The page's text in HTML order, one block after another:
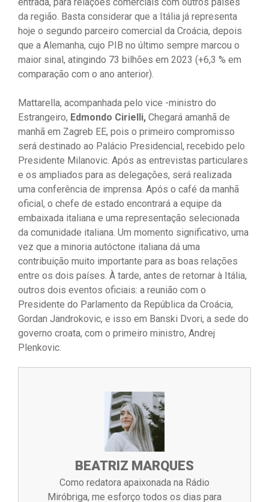
da região. Basta considerar que a Itália já representa
hoje o segundo parceiro comercial da Croácia, depois
que a Alemanha, cujo PIB no último sempre marcou o
maior sinal, atingindo 73 bilhões em 2023 (+6,3 % em
comparação com o ano anterior).
Mattarella, acompanhada pelo vice -ministro do
Estrangeiro, Edmondo Cirielli, Chegará amanhã de
manhã em Zagreb EE, pois o primeiro compromisso
será destinado ao Palácio Presidencial, recebido pelo
Presidente Milanovic. Após as entrevistas particulares
e os ampliados para as delegações, será realizada
uma conferência de imprensa. Após o café da manhã
oficial, o chefe de estado encontrará a equipe da
embaixada italiana e uma representação selecionada
da comunidade italiana. Um momento significativo, uma
vez que a minoria autóctone italiana dá uma
contribuição muito importante para as boas relações
entre os dois países. À tarde, antes de retornar à Itália,
outros dois eventos oficiais: a reunião com o
Presidente do Parlamento da República da Croácia,
Gordan Jandrokovic, e isso em Banski Dvori, a sede do
governo croata, com o primeiro ministro, Andrej
Plenkovic.
BEATRIZ MARQUES
Como redatora apaixonada na Rádio
Miróbriga, me esforço todos os dias para